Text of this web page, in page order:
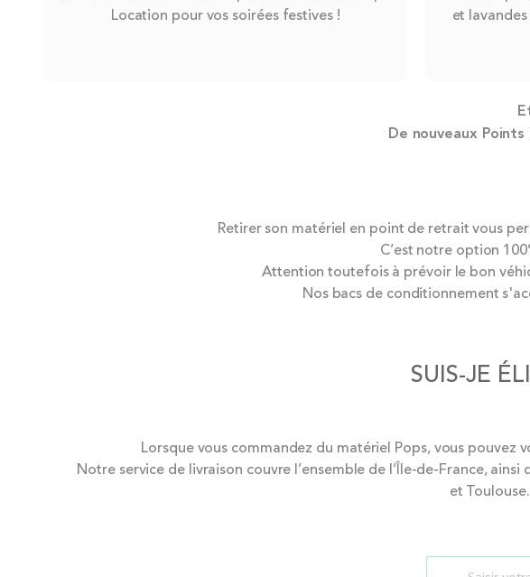
Location pour vos soirées festives !
et
De nouveaux
Retirer son matériel en point de retrait vous
C’est notre option
Attention toutefois à prévoir le bon
Nos bacs de conditionnement
SUIS-JE
Lorsque vous commandez du matériel Pops, vous
Notre service de livraison couvre l’ensemble de l’Île-de-France,
et